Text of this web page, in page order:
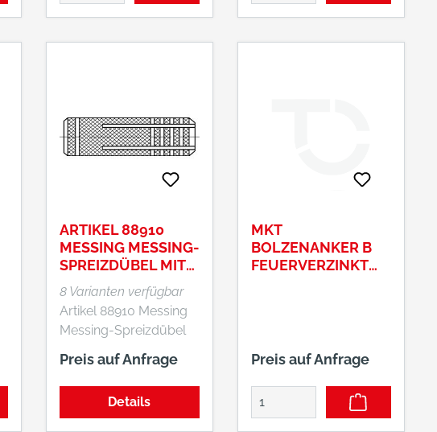
ARTIKEL 88910
MESSING MESSING-
SPREIZDÜBEL MIT
INNENGEWINDE,
AUSSENFLÄCHE G
ERÄNDEL
8 Varianten verfügbar
Artikel 88910 Messing
Messing-Spreizdübel
mit Innengewinde,
Außenfläche gerändelt
Preis auf Anfrage
Details
MKT
BOLZENANKER B
FEUERVERZINKT
Preis auf Anfrage